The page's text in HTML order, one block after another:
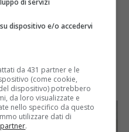
di crowdfunding
Rosa
di servizi
dispositivo e/o accedervi
da 431 partner e le
(come cookie,
dispositivo) potrebbero
da loro visualizzate e
nello specifico da questo
utilizzare dati di
.